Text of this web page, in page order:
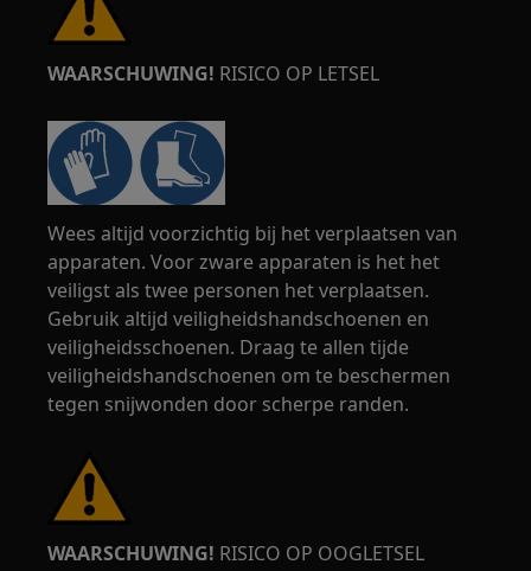
WAARSCHUWING! RISICO OP LETSEL
Wees altijd voorzichtig bij het verplaatsen van
apparaten. Voor zware apparaten is het het
veiligst als twee personen het verplaatsen.
Gebruik altijd veiligheidshandschoenen en
veiligheidsschoenen. Draag te allen tijde
veiligheidshandschoenen om te beschermen
tegen snijwonden door scherpe randen.
WAARSCHUWING! RISICO OP OOGLETSEL